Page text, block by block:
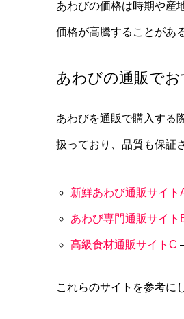
あわびの価格は時期や産
価格が高騰することがあ
あわびの通販で
あわびを通販で購入する
扱っており、品質も保証
新鮮あわび通販サイト
あわび専門通販サイト
高級食材通販サイトC
これらのサイトを参考に